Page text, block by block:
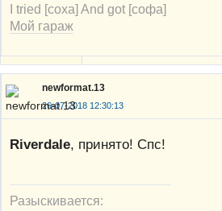
I tried [соха] And got [софа]
Мой гараж
newformat.13
26-07-2018 12:30:13
Riverdale, принято! Спс!
Разыскивается: